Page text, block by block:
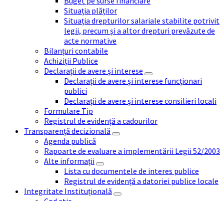
Situația plăților
Situația drepturilor salariale stabilite potrivit
legii, precum și a altor drepturi prevăzute de
acte normative
Bilanțuri contabile
Achiziții Publice
Declarații de avere și interese
Declarații de avere și interese funcționari
publici
Declarații de avere și interese consilieri locali
Formulare Tip
Registrul de evidență a cadourilor
Transparență decizională
Agenda publică
Rapoarte de evaluare a implementării Legii 52/2003
Alte informații
Lista cu documentele de interes publice
Registrul de evidență a datoriei publice locale
Integritate Instituțională